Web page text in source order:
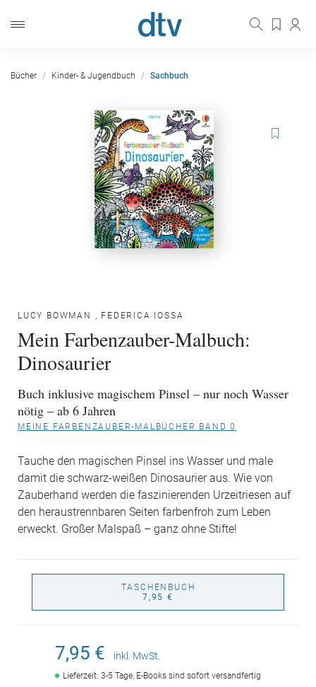
Bücher Kinder- & Jugendbuch Sachbuch
LUCY BOWMAN , FEDERICA IOSSA
Mein Farbenzauber-Malbuch:
Dinosaurier
Buch inklusive magischem Pinsel – nur noch Wasser
nötig – ab 6 Jahren
MEINE FARBENZAUBER-MALBÜCHER BAND 0
Tauche den magischen Pinsel ins Wasser und male
damit die schwarz-weißen Dinosaurier aus. Wie von
Zauberhand werden die faszinierenden Urzeitriesen auf
den heraustrennbaren Seiten farbenfroh zum Leben
erweckt. Großer Malspaß – ganz ohne Stifte!
TASCHENBUCH
7,95 €
7,95 € inkl. MwSt.
Lieferzeit: 3-5 Tage, E-Books sind sofort versandfertig